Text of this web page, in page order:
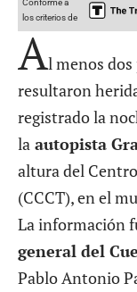
Conforme a
los criterios de
Al menos
resultaron
registrado la
la autopista
altura del
(CCCT), en el
La información
general del
Pablo Antonio